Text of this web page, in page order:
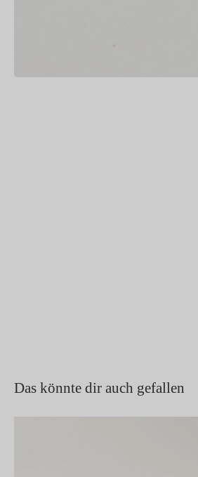
Das könnte dir auch gefallen